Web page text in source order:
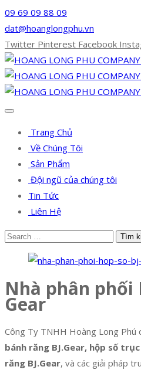
09 69 09 88 09
dat@hoanglongphu.vn
Twitter Pinterest Facebook
Trang Chủ
Về Chúng Tôi
Sản Phẩm
Đội ngũ của chúng tôi
Tin Tức
Liên Hệ
Nhà phân phối
Gear
Công Ty TNHH Hoàng Long Phú
bánh răng BJ.Gear, hộp số
răng BJ.Gear, và các giải pháp